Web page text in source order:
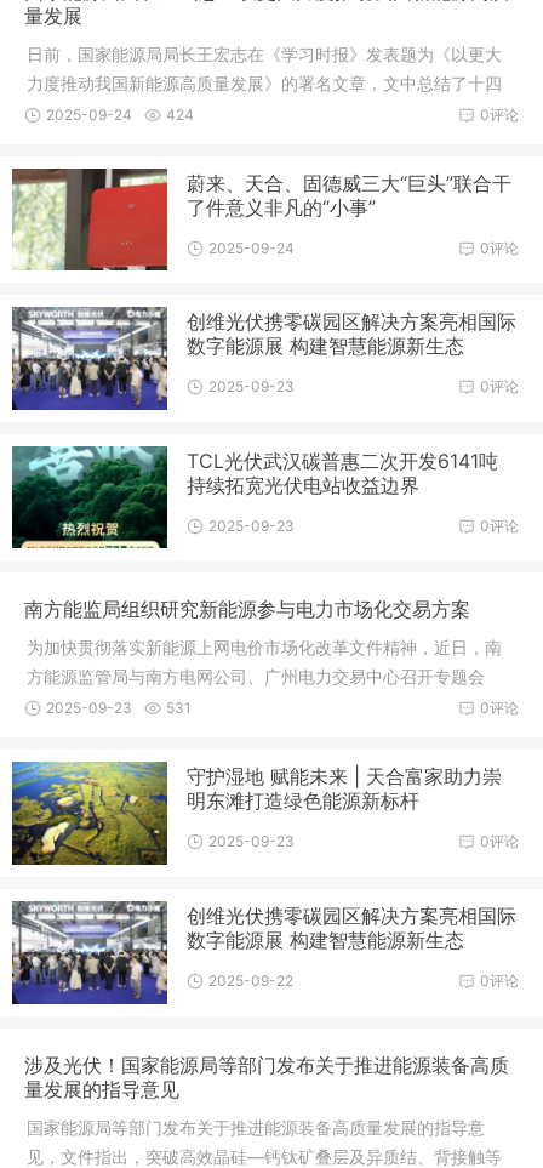
量发展
日前，国家能源局局长王宏志在《学习时报》发表题为《以更大
力度推动我国新能源高质量发展》的署名文章，文中总结了十四
五以来新能源发展成绩并定调十五五新能源发展思路，要以更大
0评论
2025-09-24 424
蔚来、天合、固德威三大“巨头”联合干
了件意义非凡的“小事”
0评论
2025-09-24
创维光伏携零碳园区解决方案亮相国际
数字能源展 构建智慧能源新生态
0评论
2025-09-23
TCL光伏武汉碳普惠二次开发6141吨
持续拓宽光伏电站收益边界
0评论
2025-09-23
南方能监局组织研究新能源参与电力市场化交易方案
为加快贯彻落实新能源上网电价市场化改革文件精神，近日，南
方能源监管局与南方电网公司、广州电力交易中心召开专题会
议，研究进一步完善新能源参与南方区域电力市场化交易配套方
0评论
2025-09-23 531
守护湿地 赋能未来 | 天合富家助力崇
明东滩打造绿色能源新标杆
0评论
2025-09-23
创维光伏携零碳园区解决方案亮相国际
数字能源展 构建智慧能源新生态
0评论
2025-09-22
涉及光伏！国家能源局等部门发布关于推进能源装备高质
量发展的指导意见
国家能源局等部门发布关于推进能源装备高质量发展的指导意
见，文件指出，突破高效晶硅—钙钛矿叠层及异质结、背接触等